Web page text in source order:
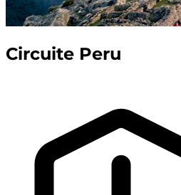
Circuite Peru